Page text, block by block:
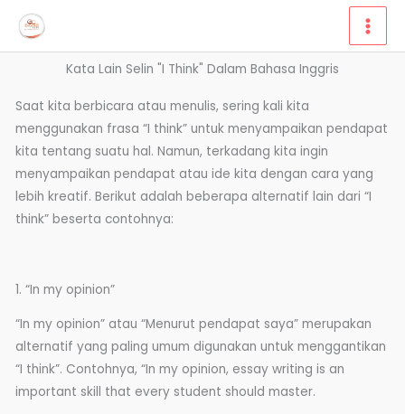
Lewati
konten
Kata Lain Selin "I Think" Dalam Bahasa Inggris
Saat kita berbicara atau menulis, sering kali kita
menggunakan frasa “I think” untuk menyampaikan pendapat
kita tentang suatu hal. Namun, terkadang kita ingin
menyampaikan pendapat atau ide kita dengan cara yang
lebih kreatif. Berikut adalah beberapa alternatif lain dari “I
think” beserta contohnya:
1. “In my opinion”
“In my opinion” atau “Menurut pendapat saya” merupakan
alternatif yang paling umum digunakan untuk menggantikan
“I think”. Contohnya, “In my opinion, essay writing is an
important skill that every student should master.